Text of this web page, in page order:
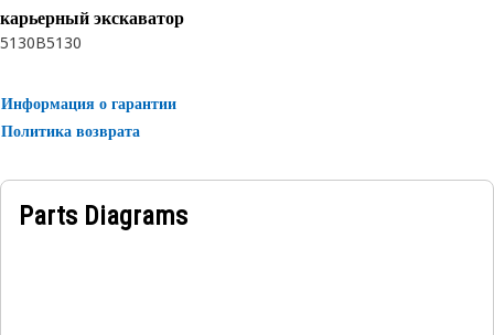
карьерный экскаватор
5130B5130
Информация о гарантии
Политика возврата
Parts Diagrams